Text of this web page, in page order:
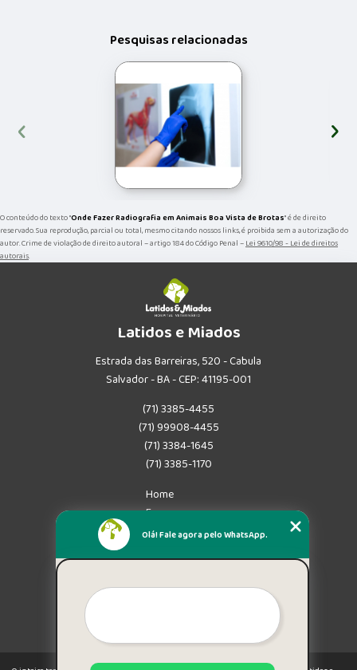
Pesquisas relacionadas
‹ ›
O conteúdo do texto "Onde Fazer Radiografia em Animais Boa Vista de Brotas" é de direito
reservado. Sua reprodução, parcial ou total, mesmo citando nossos links, é proibida sem a autorização do
autor. Crime de violação de direito autoral – artigo 184 do Código Penal –Lei 9610/98 - Lei de direitos
autorais.
Latidos e Miados
Estrada das Barreiras, 520 - Cabula
Salvador - BA - CEP: 41195-001
(71) 3385-4455
(71) 99908-4455
(71) 3384-1645
(71) 3385-1170
Home
Empresa
Missão
Mapa do site
Olá! Fale agora pelo WhatsApp.